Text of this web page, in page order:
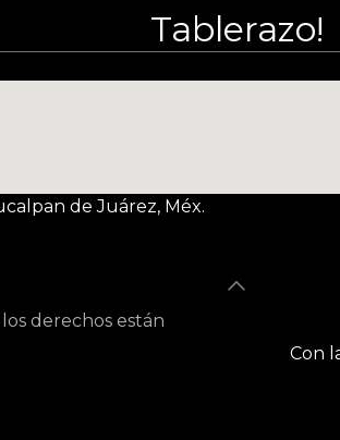
Tablerazo!
de Juárez, Méx.
derechos están
Con